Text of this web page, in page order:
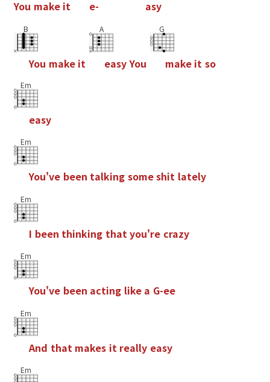
You make it e- asy
B
You make it
A
easyYou
G
make it so
Em
easy
Em
You've been talking someshit lately
Em
I been thinking that you're crazy
Em
You've been acting like a G-ee
Em
And that makes it really easy
Em